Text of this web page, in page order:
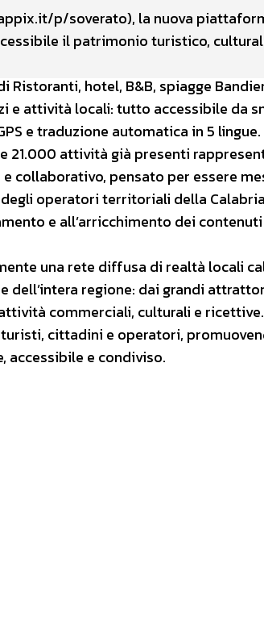
p/soverato), la nuova
il patrimonio turistico,
hotel, B&B, spiagge
e attività locali: tutto accessibile da
e traduzione automatica in 5 lingue.
21.000 attività già presenti
collaborativo, pensato per essere
operatori territoriali della
e all’arricchimento dei
una rete diffusa di realtà locali
dell’intera regione: dai grandi
commerciali, culturali e
cittadini e operatori,
accessibile e condiviso.